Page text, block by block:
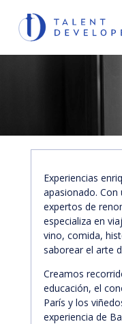
Experiencias
apasionado. Con
expertos de
especializa en
vino, comida,
saborear el arte
Creamos
educación, el
París y los
experiencia de